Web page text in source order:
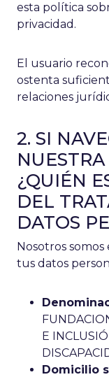
esta política
privacidad.
El usuario
ostenta
relaciones
2. SI
¿QUIÉN
DEL
DATOS
Nosotros
tus datos
E
Domicilio